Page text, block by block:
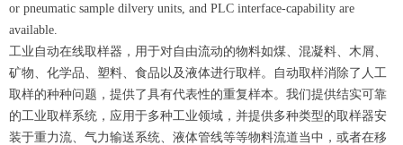
or pneumatic sample dilvery units, and PLC interface-capability are
available.
工业自动在线取样器，用于对自由流动的物料如煤、混凝料、木屑、
矿物、化学品、塑料、食品以及液体进行取样。自动取样消除了人工
取样的种种问题，提供了具有代表性的重复样本。我们提供结实可靠
的工业取样系统，应用于多种工业领域，并提供多种类型的取样器安
装于重力流、气力输送系统、液体管线等等物料流道当中，或者在移